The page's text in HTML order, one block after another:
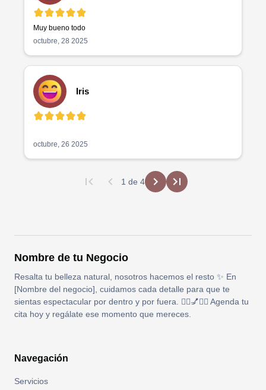
Muy bueno todo
octubre, 28 2025
Iris
octubre, 26 2025
1 de 4
Nombre de tu Negocio
Resalta tu belleza natural, nosotros hacemos el resto ✨ En
[Nombre del negocio], cuidamos cada detalle para que te
sientas espectacular por dentro y por fuera. 💇‍♀️💅💆‍♀️ Agenda tu
cita hoy y regálate ese momento que mereces.
Navegación
Servicios